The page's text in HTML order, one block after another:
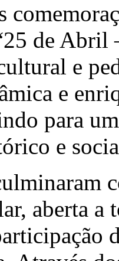
de
e
e
para
e
aberta a